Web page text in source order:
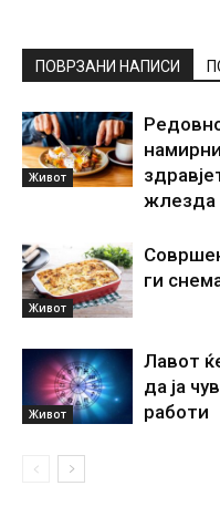
ПОВРЗАНИ НАПИСИ
Живот
жлезда
Живот
ги
Живот
Лавот
да ја
работи